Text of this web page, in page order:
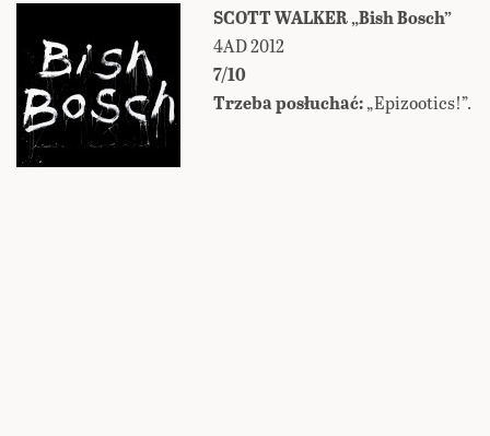
SCOTT WALKER „Bish Bosch”
4AD 2012
7/10
Trzeba posłuchać:„Epizootics!”.